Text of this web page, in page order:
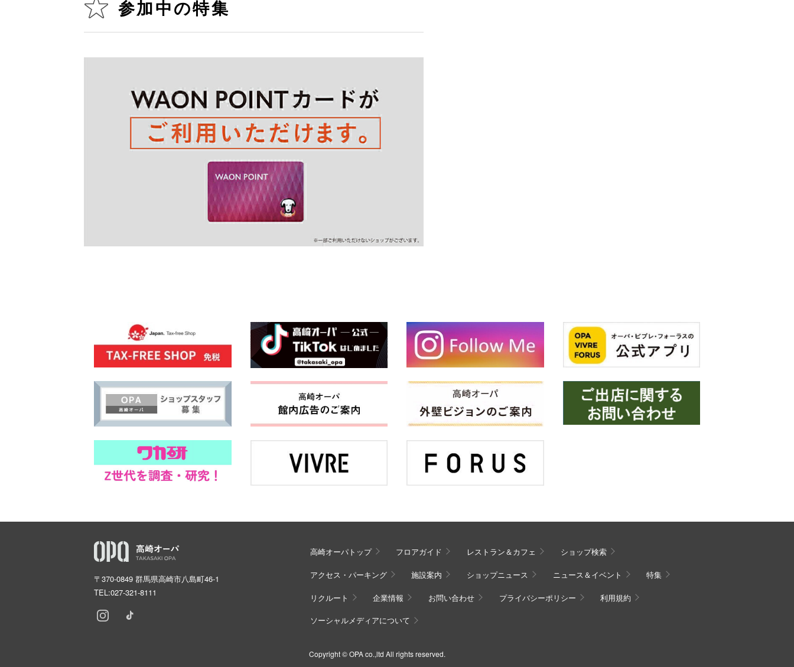
参加中の特集
〒370-0849 群馬県高崎市八島町46-1
TEL:027-321-8111
高崎オーパトップ フロアガイド レストラン＆カフェ ショップ検索
アクセス・パーキング 施設案内 ショップニュース ニュース＆イベント 特集
リクルート 企業情報 お問い合わせ プライバシーポリシー 利用規約
ソーシャルメディアについて
Copyright © OPA co.,ltd All rights reserved.